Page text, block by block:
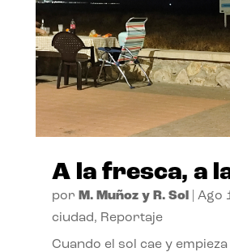
A la fresca, a
por M. Muñoz y R. Sol Ago
ciudad, Reportaje
Cuando el sol cae y